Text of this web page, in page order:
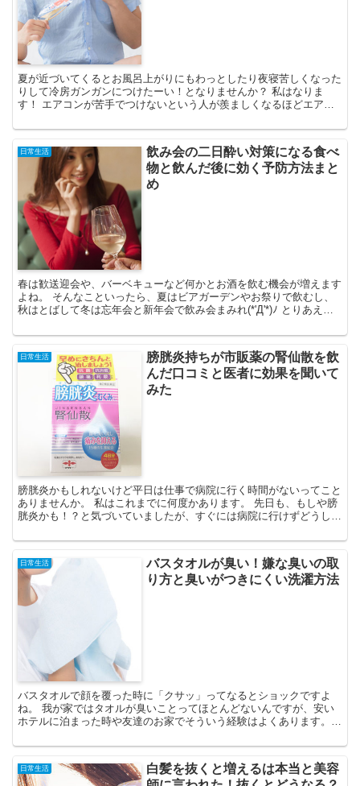
夏が近づいてくるとお風呂上がりにもわっとしたり夜寝苦しくなった
りして冷房ガンガンにつけたーい！となりませんか？ 私はなりま
す！ エアコンが苦手でつけないという人が羨ましくなるほどエアコ
日常生活
飲み会の二日酔い対策になる食べ
物と飲んだ後に効く予防方法まと
め
春は歓送迎会や、バーベキューなど何かとお酒を飲む機会が増えます
よね。 そんなこといったら、夏はビアガーデンやお祭りで飲むし、
秋はとばして冬は忘年会と新年会で飲み会まみれ(*'Д'*)ﾉ とりあえず
日常生活
膀胱炎持ちが市販薬の腎仙散を飲
んだ口コミと医者に効果を聞いて
みた
膀胱炎かもしれないけど平日は仕事で病院に行く時間がないってこと
ありませんか。 私はこれまでに何度かあります。 先日も、もしや膀
胱炎かも！？と気づいていましたが、すぐには病院に行けずどうしよ
日常生活
バスタオルが臭い！嫌な臭いの取
り方と臭いがつきにくい洗濯方法
バスタオルで顔を覆った時に「クサッ」ってなるとショックですよ
ね。 我が家ではタオルが臭いことってほとんどないんですが、安い
ホテルに泊まった時や友達のお家でそういう経験はよくあります。
日常生活
白髪を抜くと増えるは本当と美容